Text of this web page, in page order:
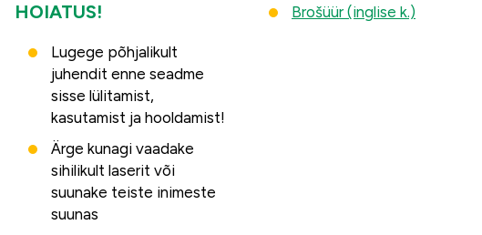
HOIATUS!
Lugege põhjalikult
juhendit enne seadme
sisse lülitamist,
kasutamist ja hooldamist!
Ärge kunagi vaadake
sihilikult laserit või
suunake teiste inimeste
suunas
Brošüür (inglise k.)